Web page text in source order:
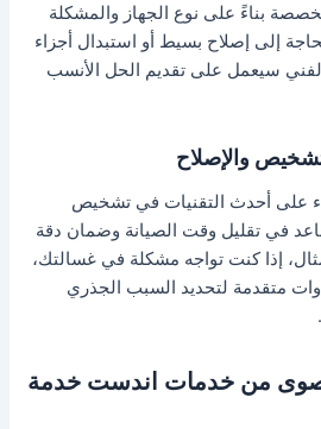
بناءً على نوع الجهاز والمشكلة
إلى إصلاح بسيط أو استبدال أجزاء
سيعمل على تقديم الحل الأنسب
على أحدث التقنيات في تشخيص
في تقليل وقت الصيانة وضمان دقة
إذا كنت تواجه مشكلة في غسالتك،
متقدمة لتحديد السبب الجذري
من خدمات اندست خدمة